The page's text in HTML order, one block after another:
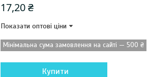
17,20 ₴
Показати оптові ціни
Мінімальна сума замовлення на сайті — 500 ₴
Купити